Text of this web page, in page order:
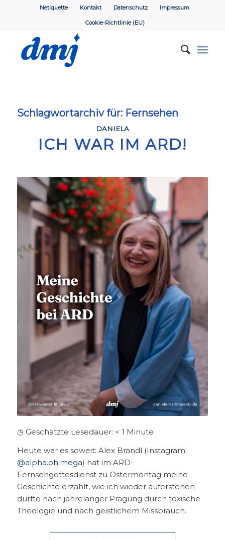
Netiquette Kontakt Datenschutz Impressum
Cookie-Richtlinie (EU)
Schlagwortarchiv für: Fernsehen
DANIELA
ICH WAR IM ARD!
◷ Geschätzte Lesedauer: < 1 Minute
Heute war es soweit: Alex Brandl (Instagram:
@alpha.oh.mega) hat im ARD-
Fernsehgottesdienst zu Ostermontag meine
Geschichte erzählt, wie ich wieder auferstehen
durfte nach jahrelanger Prägung durch toxische
Theologie und nach geistlichem Missbrauch.